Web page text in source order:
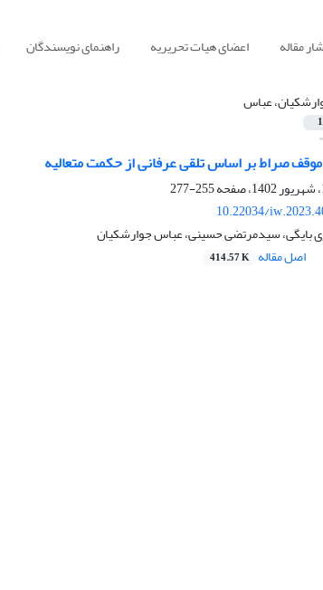
مقاله اعضای هیات تحریریه راهنمای نویسندگان
عباس
1
موقف صراط بر اساس تلقی عرفانی از حکمت متعالیه
255-277
10.22034/
بایگی، سیدمرتضی حسینی، عباس جوارشکیان
اصل مقاله 414.57 K